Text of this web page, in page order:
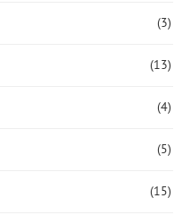
(3)
(13)
(4)
(5)
(15)